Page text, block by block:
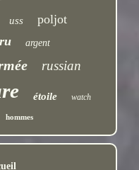
uss poljot
argent
russian
étoile watch
hommes